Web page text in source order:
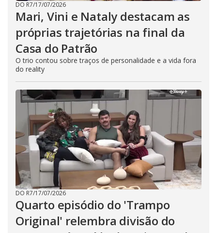
DO R7/17/07/2026
Mari, Vini e Nataly destacam as
próprias trajetórias na final da
Casa do Patrão
O trio contou sobre traços de personalidade e a vida fora
do reality
DO R7/17/07/2026
Quarto episódio do 'Trampo
Original' relembra divisão do